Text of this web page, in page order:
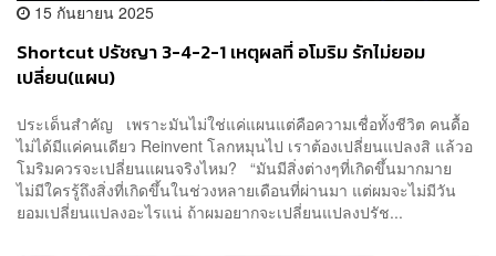
15 กันยายน 2025
Shortcut ปรัชญา 3-4-2-1 เหตุผลที่ อโมริม รักไม่ยอม
เปลี่ยน(แผน)
ประเด็นสำคัญ เพราะมันไม่ใช่แค่แผนแต่คือความเชื่อทั้งชีวิต คนดื้อ
ไม่ได้มีแค่คนเดียว Reinvent โลกหมุนไป เราต้องเปลี่ยนแปลงสิ แล้วอ
โมริมควรจะเปลี่ยนแผนจริงไหม? “มันมีสิ่งต่างๆที่เกิดขึ้นมากมาย
ไม่มีใครรู้ถึงสิ่งที่เกิดขึ้นในช่วงหลายเดือนที่ผ่านมา แต่ผมจะไม่มีวัน
ยอมเปลี่ยนแปลงอะไรแน่ ถ้าผมอยากจะเปลี่ยนแปลงปรัช...